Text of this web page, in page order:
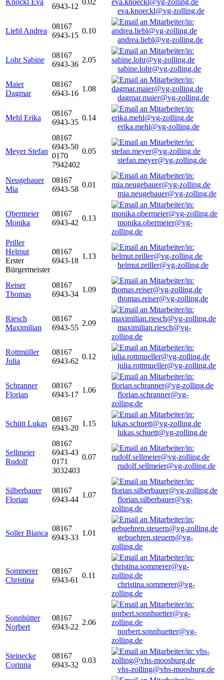
Knöckl Eva
6943-12
0.02
eva.knoeckl@vg-zolling.de
Liebl Andrea
08167
6943-15
0.10
andrea.liebl@vg-zolling.de
Lohr Sabine
08167
6943-36
2.05
sabine.lohr@vg-zolling.de
Maier
Dagmar
08167
6943-16
1.08
dagmar.maier@vg-zolling.de
Mehl Erika
08167
6943-35
0.14
erika.mehl@vg-zolling.de
Meyer Stefan
08167
6943-50
0170
7942402
0.05
stefan.meyer@vg-zolling.de
Neugebauer
Mia
08167
6943-58
0.01
mia.neugebauer@vg-zolling.de
Obermeier
Monika
08167
6943-42
0.13
monika.obermeier@vg-
zolling.de
Priller
Helmut
Erster
Bürgermeister
08167
6943-18
1.13
helmut.priller@vg-zolling.de
Reiser
Thomas
08167
6943-34
1.09
thomas.reiser@vg-zolling.de
Riesch
Maximilian
08167
6943-55
2.09
maximilian.riesch@vg-
zolling.de
Rottmüller
Julia
08167
6943-62
0.12
julia.rottmueller@vg-zolling.de
Schranner
Florian
08167
6943-17
1.06
florian.schranner@vg-
zolling.de
Schütt Lukas
08167
6943-20
1.15
lukas.schuett@vg-zolling.de
Sellmeier
Rudolf
08167
6943-43
0171
3032403
0.07
rudolf.sellmeier@vg-zolling.de
Silberbauer
Florian
08167
6943-44
1.07
florian.silberbauer@vg-
zolling.de
Soller Bianca
08167
6943-33
1.01
gebuehren.steuern@vg-
zolling.de
Sommerer
Christina
08167
6943-61
0.11
christina.sommerer@vg-
zolling.de
Sonnhütter
Norbert
08167
6943-22
2.06
norbert.sonnhuetter@vg-
zolling.de
Steinecke
Corinna
08167
6943-32
0.03
vhs-zolling@vhs-moosburg.de